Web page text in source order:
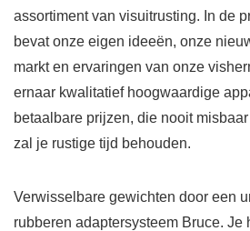
assortiment van visuitrusting. In de
bevat onze eigen ideeën, onze
markt en ervaringen van onze
ernaar kwalitatief hoogwaardige
betaalbare prijzen, die nooit
zal je rustige tijd behouden.
Verwisselbare gewichten door een
rubberen adaptersysteem Bruce. Je